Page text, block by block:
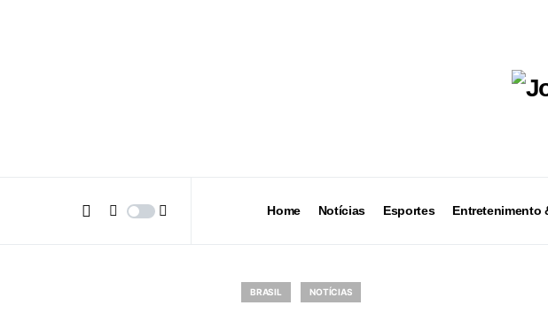
Home Notícias Esportes Entretenimento
BRASIL NOTÍCIAS